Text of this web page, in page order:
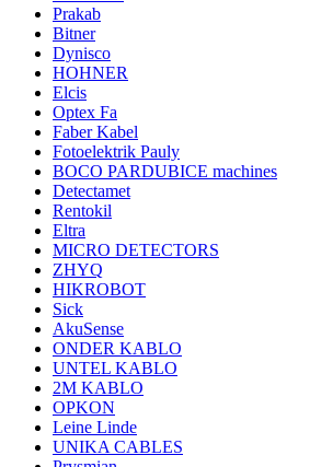
Prakab
Bitner
Dynisco
HOHNER
Elcis
Optex Fa
Faber Kabel
Fotoelektrik Pauly
BOCO PARDUBICE machines
Detectamet
Rentokil
Eltra
MICRO DETECTORS
ZHYQ
HIKROBOT
Sick
AkuSense
ONDER KABLO
UNTEL KABLO
2M KABLO
OPKON
Leine Linde
UNIKA CABLES